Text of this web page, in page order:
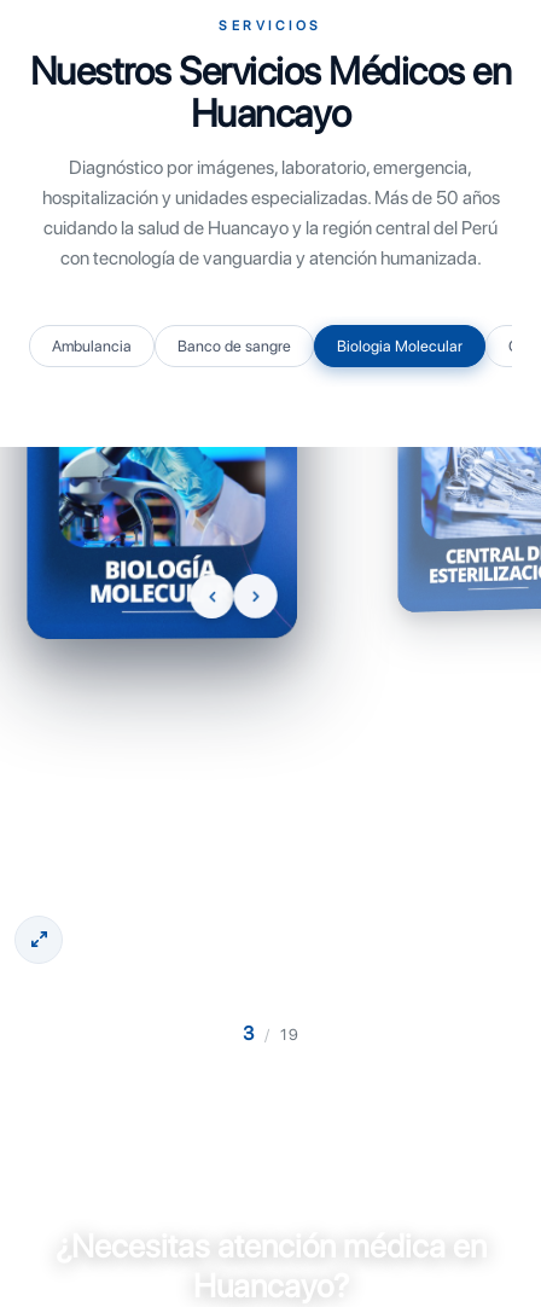
SERVICIOS
Nuestros Servicios Médicos en
Huancayo
Diagnóstico por imágenes, laboratorio, emergencia,
hospitalización y unidades especializadas. Más de 50 años
cuidando la salud de Huancayo y la región central del Perú
con tecnología de vanguardia y atención humanizada.
Ambulancia Banco de sangre Biologia Molecular
3 / 19
¿Necesitas atención médica en
Huancayo?